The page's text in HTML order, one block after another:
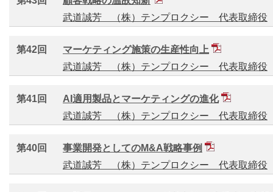
武道誠芳 （株）テンプロクシー 代表取締役
第42回
マーケティング施策の生産性向上
武道誠芳 （株）テンプロクシー 代表取締役
第41回
AI適用製品とマーケティングの進化
武道誠芳 （株）テンプロクシー 代表取締役
第40回
事業開発としてのM&A戦略事例
武道誠芳 （株）テンプロクシー 代表取締役